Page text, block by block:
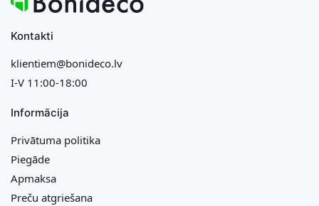
Kontakti
klientiem@bonideco.lv
I-V 11:00-18:00
Informācija
Privātuma politika
Piegāde
Apmaksa
Preču atgriešana